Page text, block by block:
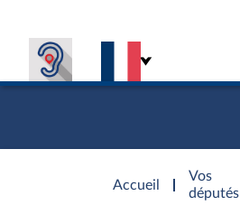
Accueil
d'accueil
Vos
députés